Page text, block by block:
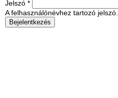
Jelszó *
A felhasználónévhez tartozó jelszó.